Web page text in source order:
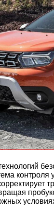
контроля